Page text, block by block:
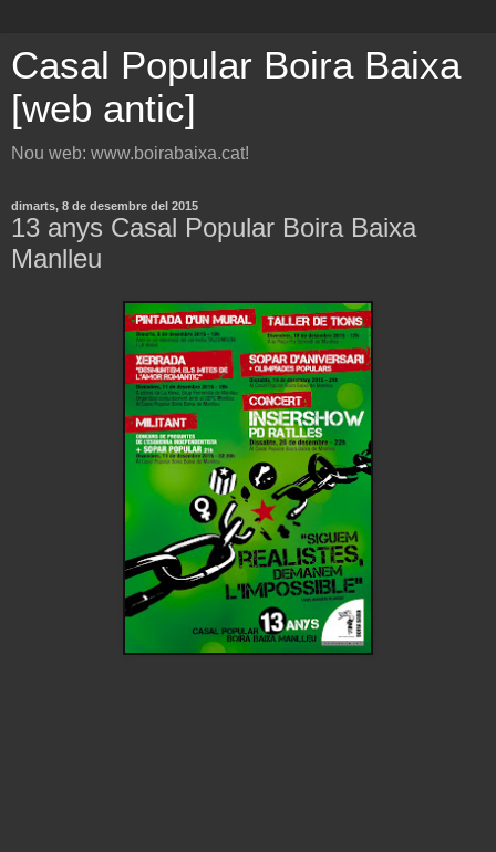
Casal Popular Boira Baixa
[web antic]
Nou web: www.boirabaixa.cat!
dimarts, 8 de desembre del 2015
13 anys Casal Popular Boira Baixa
Manlleu